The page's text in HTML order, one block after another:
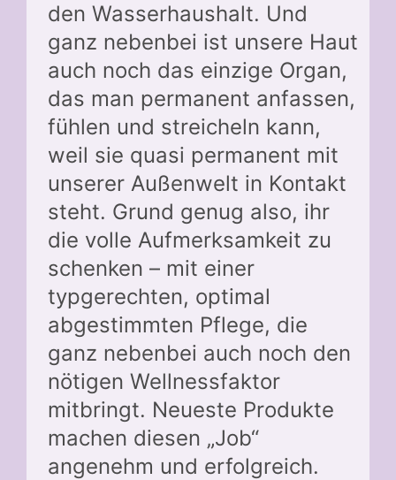
den Wasserhaushalt. Und
ganz nebenbei ist unsere Haut
auch noch das einzige Organ,
das man permanent anfassen,
fühlen und streicheln kann,
weil sie quasi permanent mit
unserer Außenwelt in Kontakt
steht. Grund genug also, ihr
die volle Aufmerksamkeit zu
schenken – mit einer
typgerechten, optimal
abgestimmten Pflege, die
ganz nebenbei auch noch den
nötigen Wellnessfaktor
mitbringt. Neueste Produkte
machen diesen „Job“
angenehm und erfolgreich.